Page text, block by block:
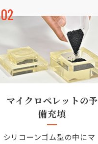
02
マイクロペレットの予
備充填
シリコーンゴム型の中にマ